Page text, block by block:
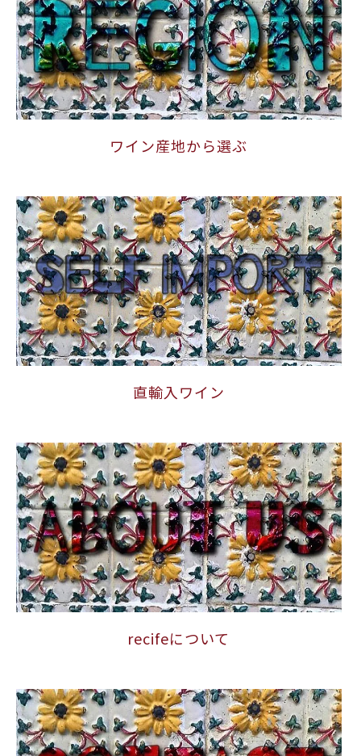
ワイン産地から選ぶ
直輸入ワイン
recifeについて